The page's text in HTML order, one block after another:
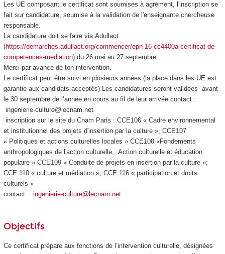
Les UE composant le certificat sont soumises à agrément, l'inscription se
fait sur candidature, soumise à la validation de l'enseignante chercheuse
responsable.
La candidature doit se faire via Adullact
(https://demarches.adullact.org/commencer/epn-16-cc4400a-certificat-de-
competences-mediation) du 26 mai au 27 septembre
Merci par avance de ton intervention.
Le certificat peut être suivi en plusieurs années (la place dans les UE est
garantie aux candidats acceptés) Les candidatures seront validées avant
le 30 septembre de l’année en cours au fil de leur arrivée.contact :
ingenierie-culture@lecnam.net
inscription sur le site du Cnam Paris : CCE106 « Cadre environnemental
et institutionnel des projets d'insertion par la culture », CCE107
« Politiques et actions culturelles locales » CCE108 «Fondements
anthropologiques de l'action culturelle, Action culturelle et éducation
populaire » CCE109 « Conduite de projets en insertion par la culture »;
CCE 110 « culture et médiation », CCE 116 « participation et droits
culturels »
contact : ingenierie-culture@lecnam.net
Objectifs
Ce certificat prépare aux fonctions de l’intervention culturelle, désignées